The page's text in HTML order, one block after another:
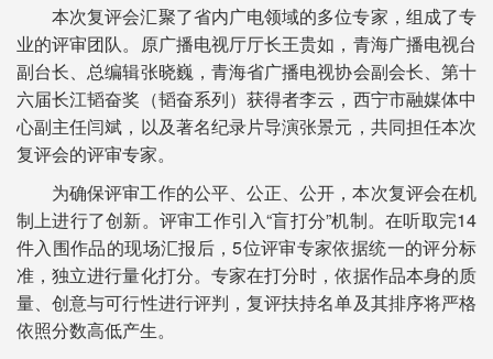
本次复评会汇聚了省内广电领域的多位专家，组成了专
业的评审团队。原广播电视厅厅长王贵如，青海广播电视台
副台长、总编辑张晓巍，青海省广播电视协会副会长、第十
六届长江韬奋奖（韬奋系列）获得者李云，西宁市融媒体中
心副主任闫斌，以及著名纪录片导演张景元，共同担任本次
复评会的评审专家。
为确保评审工作的公平、公正、公开，本次复评会在机
制上进行了创新。评审工作引入“盲打分”机制。在听取完14
件入围作品的现场汇报后，5位评审专家依据统一的评分标
准，独立进行量化打分。专家在打分时，依据作品本身的质
量、创意与可行性进行评判，复评扶持名单及其排序将严格
依照分数高低产生。